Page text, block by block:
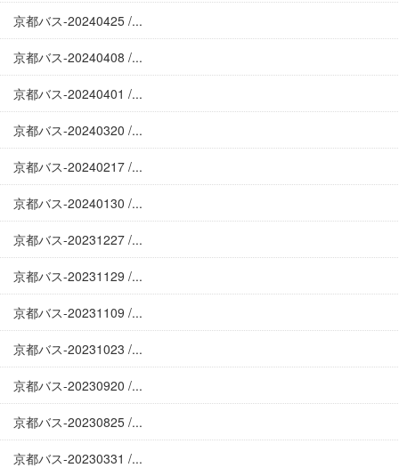
京都バス-20240425 /...
京都バス-20240408 /...
京都バス-20240401 /...
京都バス-20240320 /...
京都バス-20240217 /...
京都バス-20240130 /...
京都バス-20231227 /...
京都バス-20231129 /...
京都バス-20231109 /...
京都バス-20231023 /...
京都バス-20230920 /...
京都バス-20230825 /...
京都バス-20230331 /...